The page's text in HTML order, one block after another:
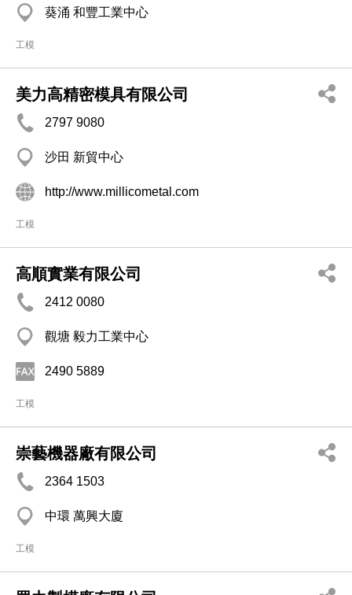
葵涌 和豐工業中心
工模
美力高精密模具有限公司
2797 9080
沙田 新貿中心
http://www.millicometal.com
工模
高順實業有限公司
2412 0080
觀塘 毅力工業中心
2490 5889
工模
崇藝機器廠有限公司
2364 1503
中環 萬興大廈
工模